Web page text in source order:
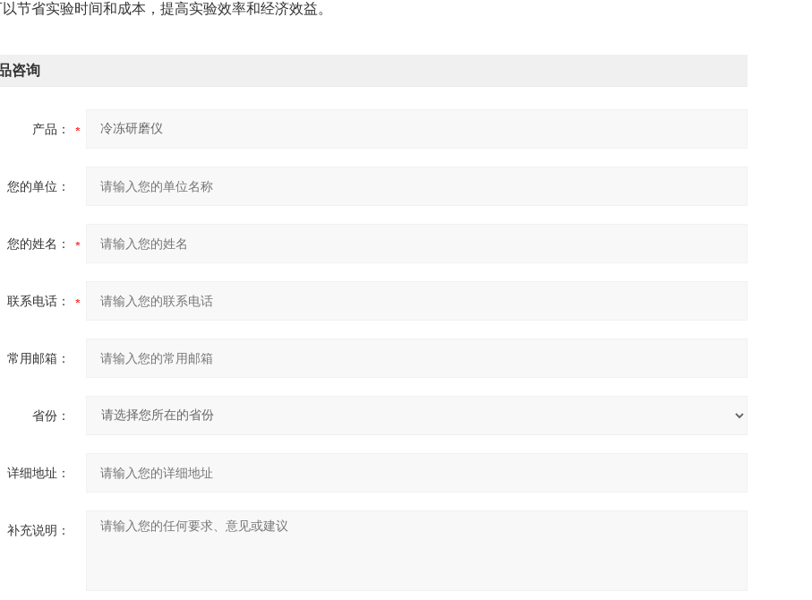
节省实验时间和成本，提高实验效率和经济效益。
咨询
产品：
您的单位：
您的姓名：
联系电话：
常用邮箱：
省份：
详细地址：
补充说明：